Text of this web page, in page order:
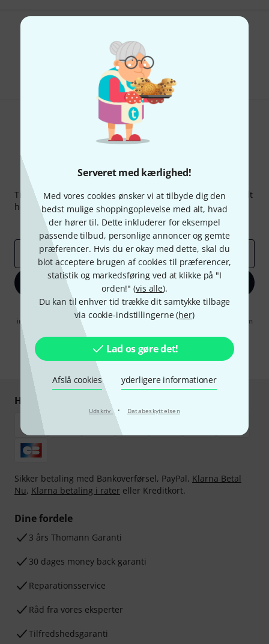
Serveret med kærlighed!
Med vores cookies ønsker vi at tilbyde dig den
bedst mulige shoppingoplevelse med alt, hvad
der hører til. Dette inkluderer for eksempel
passende tilbud, personlige annoncer og gemte
præferencer. Hvis du er okay med dette, skal du
blot acceptere brugen af cookies til præferencer,
statistik og markedsføring ved at klikke på "I
orden!" (vis alle).
Du kan til enhver tid trække dit samtykke tilbage
via cookie-indstillingerne (her)
Lad os gøre det!
Afslå cookies yderligere informationer
Udskriv · Databeskyttelsen
Kan du lide det du ser?
Hjælp og feedback
Thomann Newsletter
Tilmeld dig Thomann Nyhedsbrevet på engelsk og med lidt
held kan du vinde en af50 gavekorthver værdi50 €!
Inspirerende bidrag
Tilbud Thomann-indsigter
Email adresse*
Tilmeld dig nu
Når jeg klikker på "Tilmeld dig nu", erklærer jeg mig samtidig
indforstået med at modtage e-mail-reklame. Dette tilsagn kan når som
helst trækkes tilbage. Find yderligere informationer i vores
informationer om databeskyttelse.
* Obligatorisk felt
Handl og betal sikkert
Sikker betaling med Bankoverførsel, PayPal, Klarna Betal
Nu, Klarna betaling i rater eller Kreditkort.
Dine fordele
3 års Thomann Garanti
30 dages money back garanti
Reparationsservice
Råd fra vores eksperter
Tilfredshedsgaranti